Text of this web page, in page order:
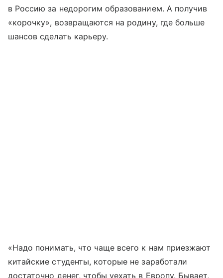
в Россию за недорогим образованием. А получив
«корочку», возвращаются на родину, где больше
шансов сделать карьеру.
«Надо понимать, что чаще всего к нам приезжают
китайские студенты, которые не заработали
достаточно денег, чтобы уехать в Европу. Бывает,